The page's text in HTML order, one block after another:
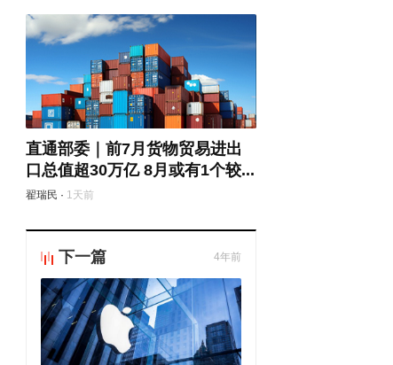
直通部委｜前7月货物贸易进出
口总值超30万亿 8月或有1个较...
翟瑞民 · 1天前
下一篇 4年前